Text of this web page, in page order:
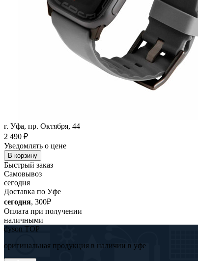
г. Уфа, пр. Октября, 44
2 490 ₽
Уведомлять о цене
В корзину
Быстрый заказ
Самовывоз
сегодня
Доставка по Уфе
сегодня, 300₽
Оплата при получении
наличными
dyson TOP
оригинальная продукция в наличии в уфе